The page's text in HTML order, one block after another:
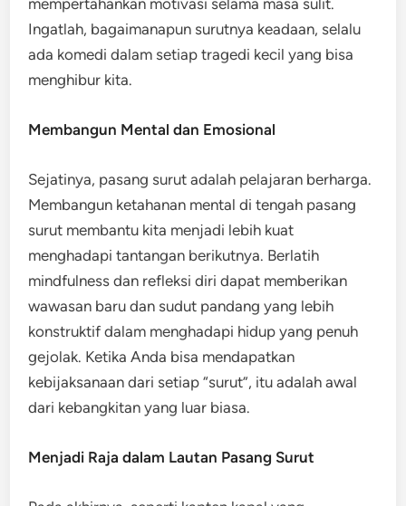
mempertahankan motivasi selama masa sulit.
Ingatlah, bagaimanapun surutnya keadaan, selalu
ada komedi dalam setiap tragedi kecil yang bisa
menghibur kita.
Membangun Mental dan Emosional
Sejatinya, pasang surut adalah pelajaran berharga.
Membangun ketahanan mental di tengah pasang
surut membantu kita menjadi lebih kuat
menghadapi tantangan berikutnya. Berlatih
mindfulness dan refleksi diri dapat memberikan
wawasan baru dan sudut pandang yang lebih
konstruktif dalam menghadapi hidup yang penuh
gejolak. Ketika Anda bisa mendapatkan
kebijaksanaan dari setiap “surut”, itu adalah awal
dari kebangkitan yang luar biasa.
Menjadi Raja dalam Lautan Pasang Surut